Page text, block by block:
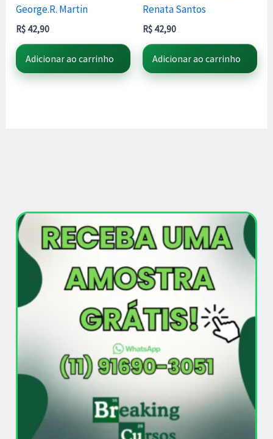
George.R. Martin
R$ 42,90
Adicionar ao carrinho
Renata Santos
R$ 42,90
Adicionar ao carrinho